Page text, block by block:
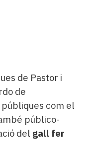
de Pastor i
de
com el
público-
del gall fer